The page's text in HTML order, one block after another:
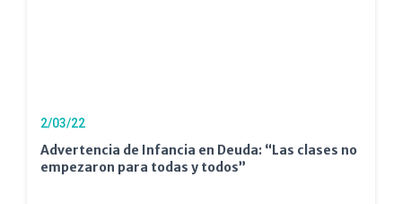
2/03/22
Advertencia de Infancia en Deuda: “Las clases no
empezaron para todas y todos”